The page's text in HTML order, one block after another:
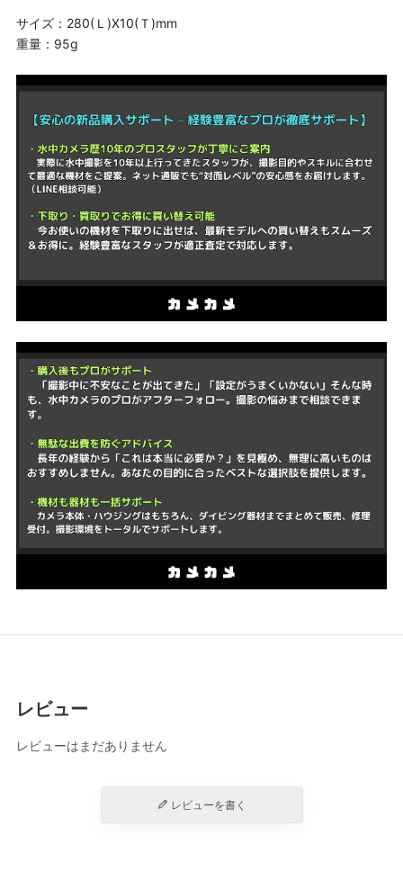
サイズ：280(Ｌ)X10(Ｔ)mm
重量：95g
レビュー
レビューはまだありません
レビューを書く